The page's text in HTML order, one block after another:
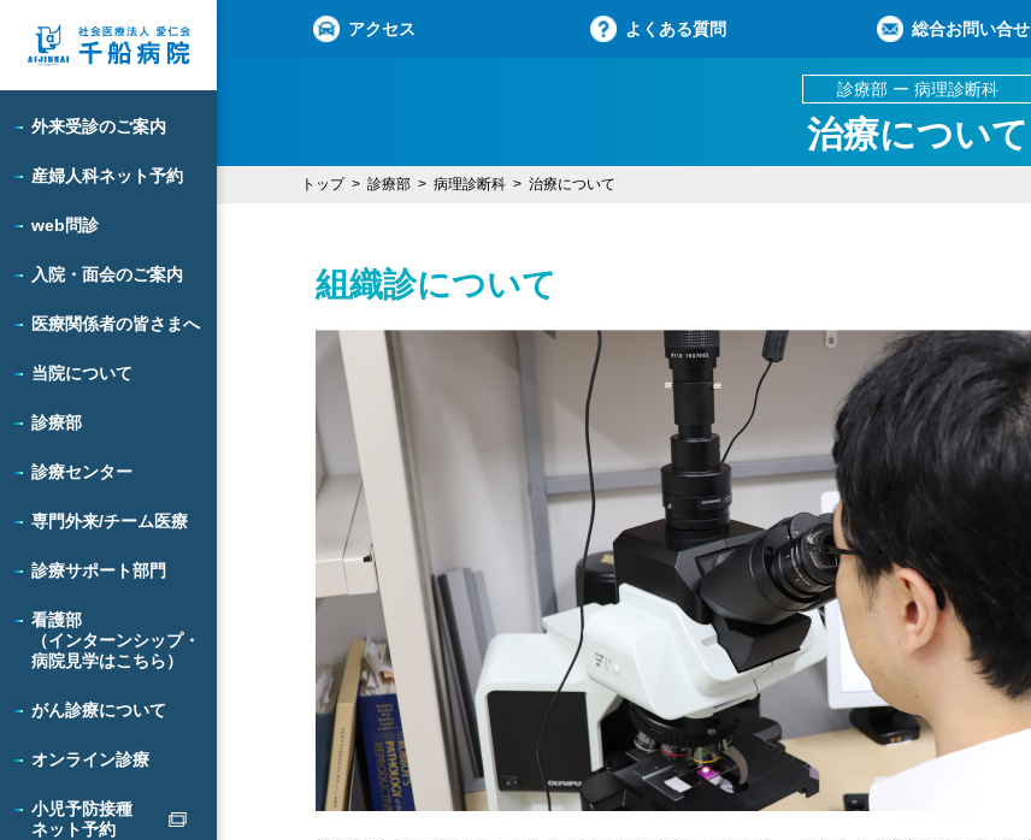
外来受診のご案内
産婦人科ネット予約
web問診
入院・面会のご案内
医療関係者の皆さまへ
当院について
診療部
診療センター
専門外来/チーム医療
診療サポート部門
看護部
（インターンシップ・
病院見学はこちら）
がん診療について
オンライン診療
小児予防接種
ネット予約
アクセス よくある質問 総合お問い合せ
診療部 ー 病理診断科
治療について
トップ 診療部 病理診断科 治療について
組織診について